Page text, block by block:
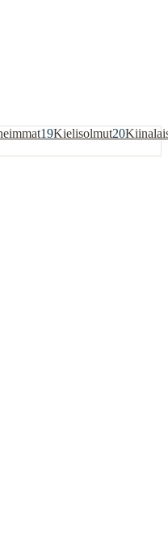
19Kielisolmut20